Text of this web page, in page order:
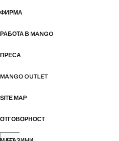
ФИРМА
РАБОТА В MANGO
ПРЕСА
MANGO OUTLET
SITE MAP
ОТГОВОРНОСТ